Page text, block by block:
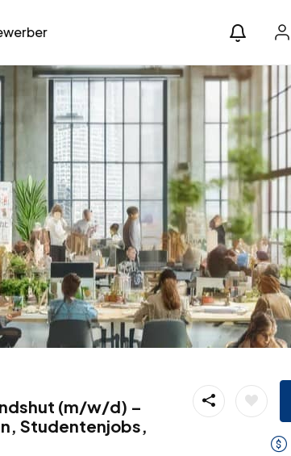
(m/w/d) –
Studentenjobs,